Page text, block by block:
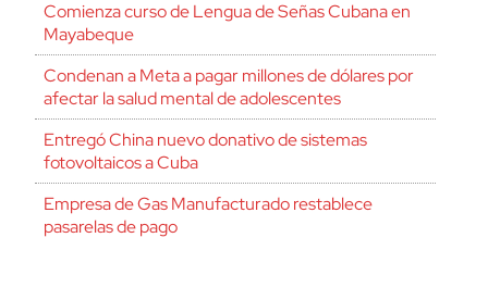
Comienza curso de Lengua de Señas Cubana en
Mayabeque
Condenan a Meta a pagar millones de dólares por
afectar la salud mental de adolescentes
Entregó China nuevo donativo de sistemas
fotovoltaicos a Cuba
Empresa de Gas Manufacturado restablece
pasarelas de pago